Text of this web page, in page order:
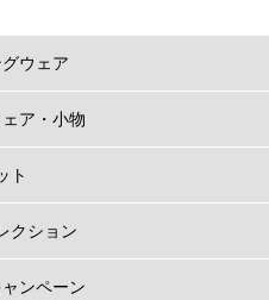
ウェア
ア・小物
ト
クション
ンペーン